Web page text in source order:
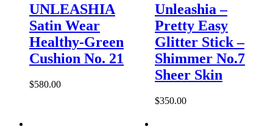
UNLEASHIA
Satin Wear
Healthy-Green
Cushion No. 21
$580.00
Unleashia –
Pretty Easy
Glitter Stick –
Shimmer No.7
Sheer Skin
$350.00